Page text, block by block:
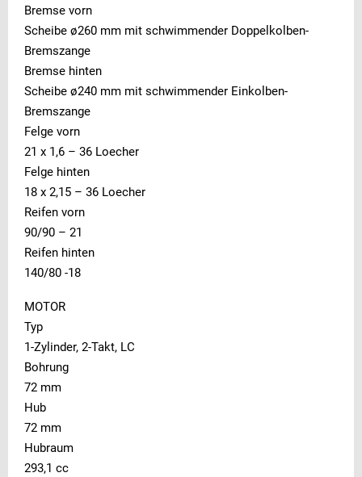
Bremse vorn
Scheibe ø260 mm mit schwimmender Doppelkolben-
Bremszange
Bremse hinten
Scheibe ø240 mm mit schwimmender Einkolben-
Bremszange
Felge vorn
21 x 1,6 – 36 Loecher
Felge hinten
18 x 2,15 – 36 Loecher
Reifen vorn
90/90 – 21
Reifen hinten
140/80 -18
MOTOR
Typ
1-Zylinder, 2-Takt, LC
Bohrung
72 mm
Hub
72 mm
Hubraum
293,1 cc